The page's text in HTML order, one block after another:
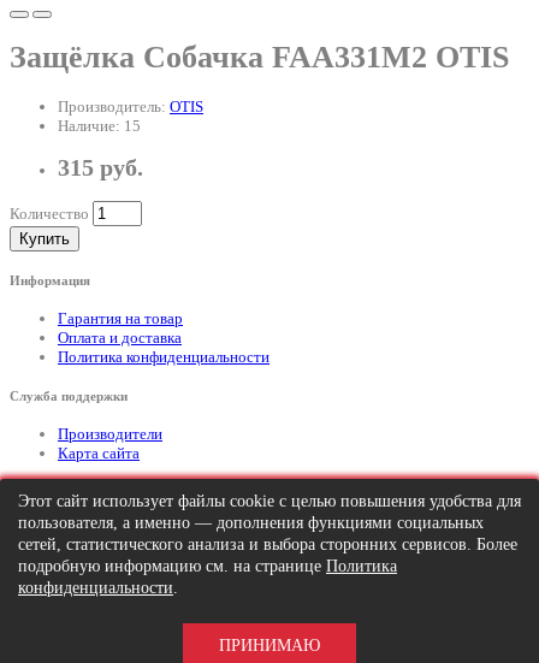
Защёлка Собачка FAA331M2 OTIS
Производитель: OTIS
Наличие: 15
315 руб.
Количество
Купить
Информация
Гарантия на товар
Оплата и доставка
Политика конфиденциальности
Служба поддержки
Производители
Карта сайта
Дополнительно
Тел: +7 (495) 646-82-95 mailto:info@apexx.ru
Вся информация и цены на товар, размещенные на данном сайте, носят
информационный характер и ни при каких обстоятельствах не является
публичной офертой!
Этот сайт использует файлы cookie с целью повышения удобства для
пользователя, а именно — дополнения функциями социальных
сетей, статистического анализа и выбора сторонних сервисов. Более
подробную информацию см. на странице Политика
конфиденциальности.
ПРИНИМАЮ